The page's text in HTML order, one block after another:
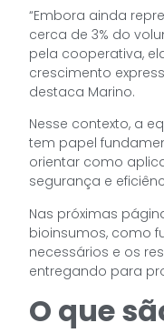
“Embora ainda
cerca de 3% do
pela cooperativa,
crescimento
destaca Marino.
Nesse contexto, a
tem papel
orientar como
segurança e
Nas próximas
bioinsumos, como
necessários e os
entregando para
O que